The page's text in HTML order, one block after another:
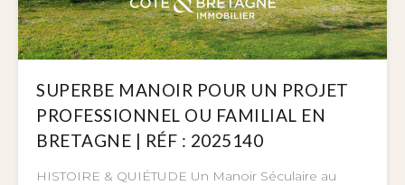
SUPERBE MANOIR POUR UN PROJET
PROFESSIONNEL OU FAMILIAL EN
BRETAGNE | RÉF : 2025140
HISTOIRE & QUIÉTUDE Un Manoir Séculaire au